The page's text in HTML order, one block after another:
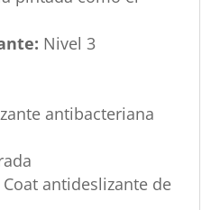
Nivel 3
antibacteriana
Coat antideslizante de